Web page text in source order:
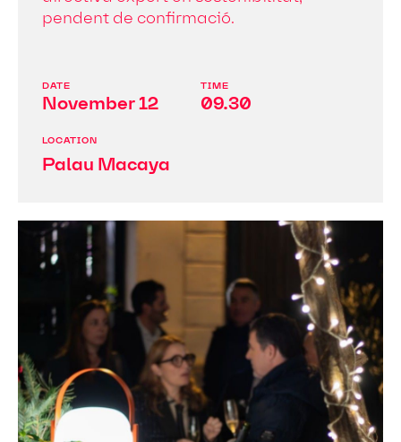
pendent de confirmació.
DATE TIME
November 12 09.30
LOCATION
Palau Macaya